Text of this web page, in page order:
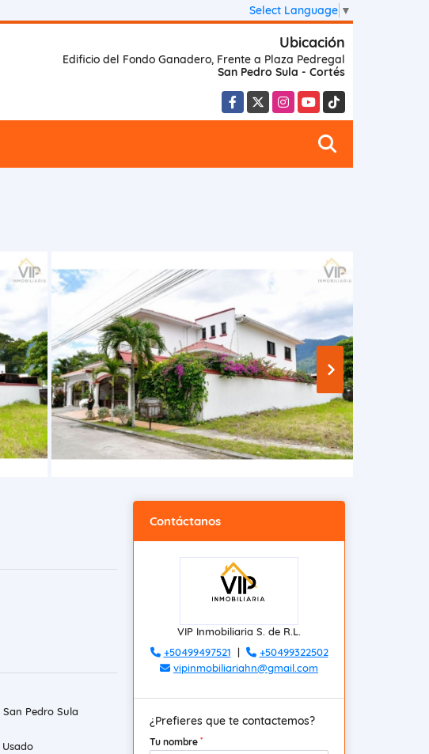
Select Language ▼
Ubicación
Edificio del Fondo Ganadero, Frente a Plaza Pedregal
San Pedro Sula - Cortés
Facebook
X InstagramYouTubeTikTok
San Pedro Sula
Usado
Contáctanos
VIP Inmobiliaria S. de R.L.
+50499497521 |
+50499322502
vipinmobiliariahn@gmail.com
¿Prefieres que te contactemos?
Tu nombre *